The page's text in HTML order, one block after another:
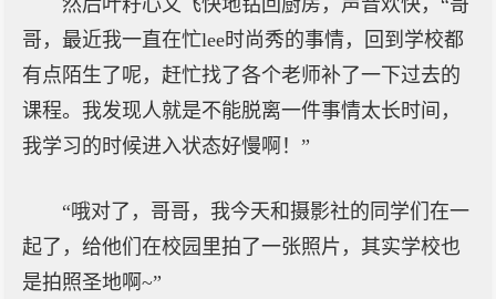
然后叶籽心又飞快地钻回厨房，声音欢快，“哥
哥，最近我一直在忙lee时尚秀的事情，回到学校都
有点陌生了呢，赶忙找了各个老师补了一下过去的
课程。我发现人就是不能脱离一件事情太长时间，
我学习的时候进入状态好慢啊！”
“哦对了，哥哥，我今天和摄影社的同学们在一
起了，给他们在校园里拍了一张照片，其实学校也
是拍照圣地啊~”